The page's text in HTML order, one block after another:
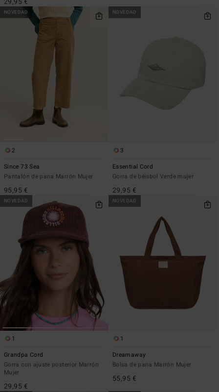
NOVEDAD
2
Since 73 Sea
Pantalón de pana Marrón Mujer
95,95 €
NOVEDAD
3
Essential Cord
Gorra de béisbol Verde mujer
29,95 €
NOVEDAD
1
Grandpa Cord
Gorra con ajuste posterior Marrón
Mujer
29,95 €
NOVEDAD
1
Dreamaway
Bolsa de pana Marrón Mujer
55,95 €